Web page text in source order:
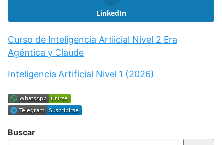
LinkedIn
Curso de Inteligencia Artiicial Nivel 2 Era
Agéntica y Claude
Inteligencia Artificial Nivel 1 (2026)
Buscar